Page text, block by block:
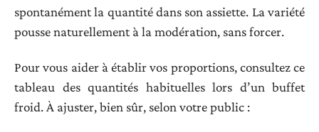
spontanément la quantité dans son assiette. La variété
pousse naturellement à la modération, sans forcer.
Pour vous aider à établir vos proportions, consultez ce
tableau des quantités habituelles lors d’un buffet
froid. À ajuster, bien sûr, selon votre public :